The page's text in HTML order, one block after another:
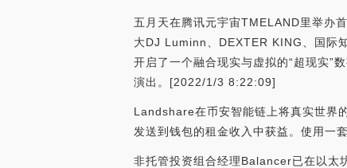
五月天在腾讯元宇宙TMELAND里举办
大DJ Luminn、DEXTER KING、国际
开启了一个融合现实与虚拟的“超现实”
演出。[2022/1/3 8:22:09]
Landshare在币安智能链上将真实世界
发送到钱包的租金收入中获益。使用一
非托管投资组合经理Balancer已在以太